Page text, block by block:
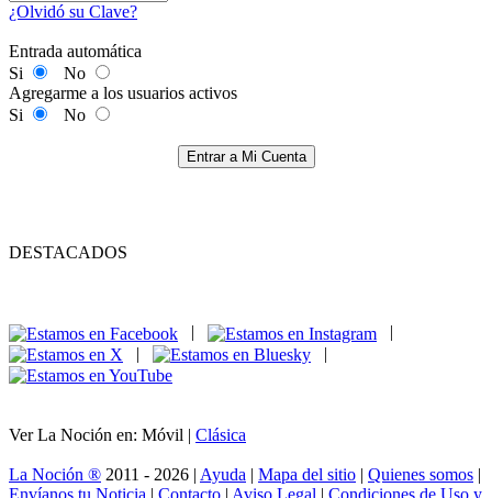
¿Olvidó su Clave?
Entrada automática
Si
No
Agregarme a los usuarios activos
Si
No
Entrar a Mi Cuenta
DESTACADOS
|
|
Ver La Noción en: Móvil | Clásica
La Noción ® 2011 - 2026 | Ayuda | Mapa del sitio | Quienes somos |